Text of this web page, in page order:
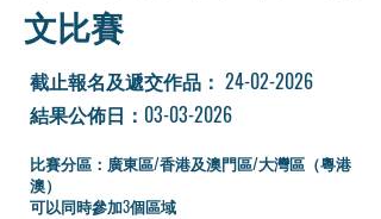
文比賽
​截止報名及遞交作品： 24-02-2026
結果公佈日：03-03-2026
比賽分區：廣東區/香港及澳門區/大灣區（粵港
澳）
可以同時參加3個區域